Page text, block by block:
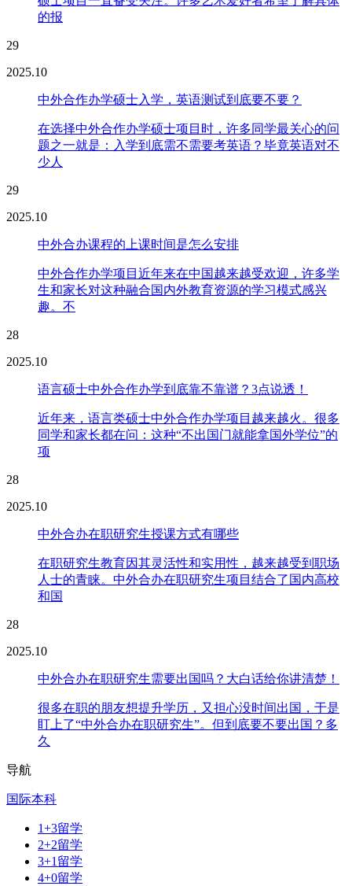
的报
29
2025.10
中外合作办学硕士入学，英语测试到底要不要？
在选择中外合作办学硕士项目时，许多同学最关心的问
题之一就是：入学到底需不需要考英语？毕竟英语对不
少人
29
2025.10
中外合办课程的上课时间是怎么安排
中外合作办学项目近年来在中国越来越受欢迎，许多学
生和家长对这种融合国内外教育资源的学习模式感兴
趣。不
28
2025.10
语言硕士中外合作办学到底靠不靠谱？3点说透！
近年来，语言类硕士中外合作办学项目越来越火。很多
同学和家长都在问：这种“不出国门就能拿国外学位”的
项
28
2025.10
中外合办在职研究生授课方式有哪些
在职研究生教育因其灵活性和实用性，越来越受到职场
人士的青睐。中外合办在职研究生项目结合了国内高校
和国
28
2025.10
中外合办在职研究生需要出国吗？大白话给你讲清楚！
很多在职的朋友想提升学历，又担心没时间出国，于是
盯上了“中外合办在职研究生”。但到底要不要出国？多
久
导航
国际本科
1+3留学
2+2留学
3+1留学
4+0留学